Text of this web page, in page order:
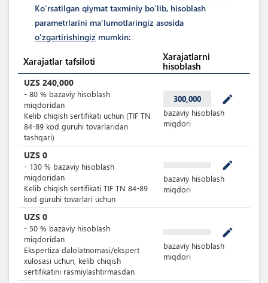
Ko'rsatilgan qiymat taxminiy bo'lib, hisoblash
parametrlarini ma'lumotlaringiz asosida
o'zgartirishingiz mumkin:
Xarajatlar tafsiloti
Xarajatlarni
hisoblash
UZS 240,000
- 80 % bazaviy hisoblash
miqdoridan
Kelib chiqish sertifikati uchun (TIF TN
84-89 kod guruhi tovarlaridan
tashqari)
300,000 mode_edit
bazaviy hisoblash
miqdori
UZS 0
- 130 % bazaviy hisoblash
miqdoridan
Kelib chiqish sertifikati TIF TN 84-89
kod guruhi tovarlari uchun
mode_edit
bazaviy hisoblash
miqdori
UZS 0
- 50 % bazaviy hisoblash
miqdoridan
Ekspertiza dalolatnomasi/ekspert
xulosasi uchun, kelib chiqish
sertifikatini rasmiylashtirmasdan
mode_edit
bazaviy hisoblash
miqdori